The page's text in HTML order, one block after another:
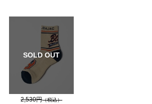
SOLD OUT
2,530円（税込）